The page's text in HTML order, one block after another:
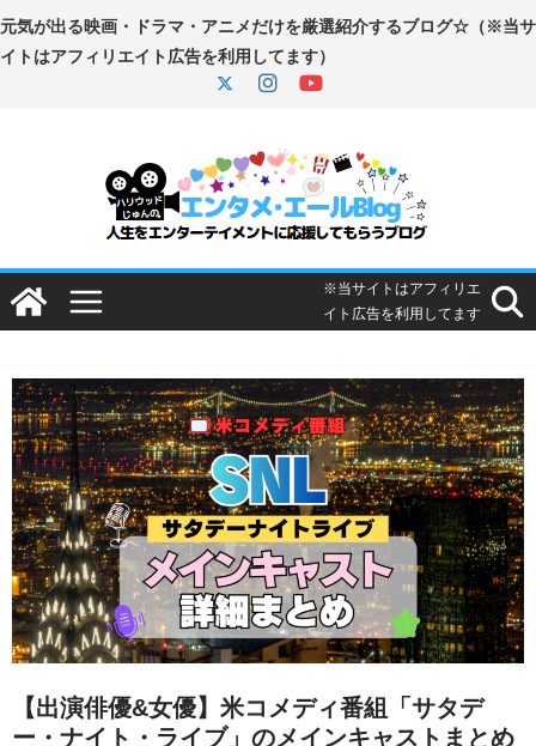
コ
ン
プ
【出演俳優&女優】米コメディ番組「サタデ
ー・ナイト・ライブ」のメインキャストまとめ